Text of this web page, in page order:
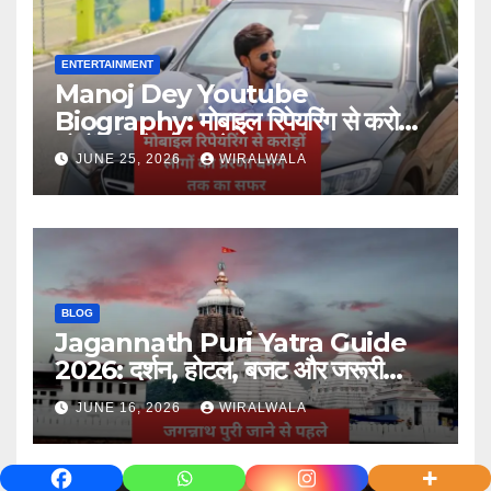
ENTERTAINMENT
Manoj Dey Youtube
Biography: मोबाइल रिपेयरिंग से करोड़ों
लोगों की प्रेरणा बनने तक का सफर
JUNE 25, 2026 WIRALWALA
BLOG
Jagannath Puri Yatra Guide
2026: दर्शन, होटल, बजट और जरूरी
जानकारी
JUNE 16, 2026 WIRALWALA